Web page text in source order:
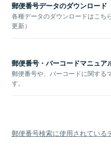
郵便番号データのダウンロード
各種データのダウンロードはこち
更新）
郵便番号・バーコードマニュア
郵便番号や、バーコードに関する
す。
郵便番号検索に使用されている